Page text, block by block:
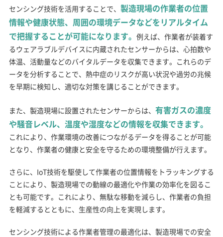
センシング技術を活用することで、 製造現場の作業者の位置
情報や健康状態、周囲の環境データなどをリアルタイム
で把握することが可能になります。 例えば、作業者が装着す
るウェアラブルデバイスに内蔵されたセンサーからは、心拍数や
体温、活動量などのバイタルデータを収集できます。これらのデ
ータを分析することで、熱中症のリスクが高い状況や過労の兆候
を早期に検知し、適切な対策を講じることができます。
また、製造現場に設置されたセンサーからは、 有害ガスの濃度
や騒音レベル、温度や湿度などの情報を収集できます。
これにより、作業環境の改善につながるデータを得ることが可能
となり、作業者の健康と安全を守るための環境整備が行えます。
さらに、IoT技術を駆使して作業者の位置情報をトラッキングする
ことにより、製造現場での動線の最適化や作業の効率化を図るこ
とも可能です。これにより、無駄な移動を減らし、作業者の負担
を軽減するとともに、生産性の向上を実現します。
センシング技術による作業者管理の最適化は、製造現場での安全